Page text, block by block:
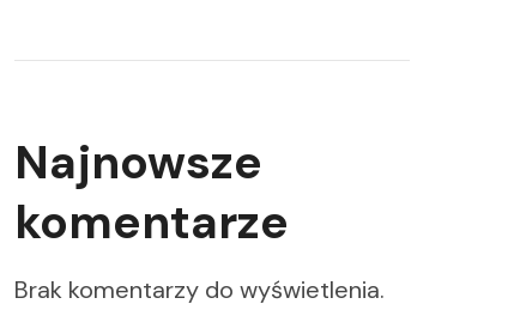
Najnowsze
komentarze
Brak komentarzy do wyświetlenia.